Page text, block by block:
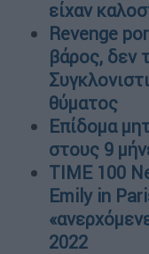
είχαν
Revenge
βάρος, δεν
θύματος
Επίδομα
στους 9
TIME 100
Emily in
2022